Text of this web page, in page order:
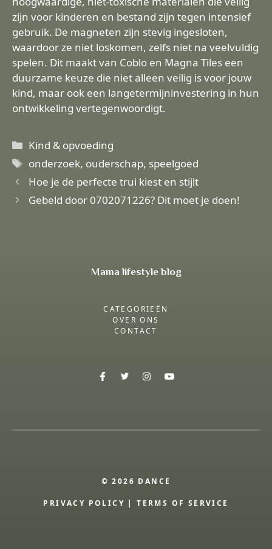
zijn voor kinderen en bestand zijn tegen intensief
gebruik. De magneten zijn stevig ingesloten,
waardoor ze niet loskomen, zelfs niet na veelvuldig
spelen. Dit maakt van Coblo en Magna Tiles een
duurzame keuze die niet alleen veilig is voor jouw
kind, maar ook een langetermijninvestering in hun
ontwikkeling vertegenwoordigt.
Categorieën
Kind & opvoeding
Tags
onderzoek, ouderschap, speelgoed
Hoe je de perfecte trui kiest en stijlt
Gebeld door 0702071226? Dit moet je doen!
Mama lifestyle blog
CATEGORIEËN
OVER ONS
CONTACT
© 2026 DANCE
PRIVACY POLICY |TERMS OF SERVICE